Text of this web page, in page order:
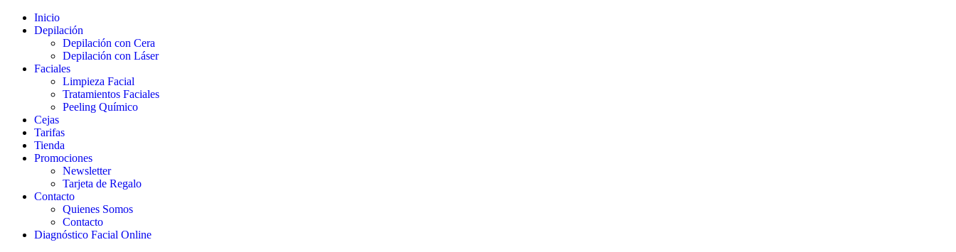
Inicio
Depilación
Depilación con Cera
Depilación con Láser
Faciales
Limpieza Facial
Tratamientos Faciales
Peeling Químico
Cejas
Tarifas
Tienda
Promociones
Newsletter
Tarjeta de Regalo
Contacto
Quienes Somos
Contacto
Diagnóstico Facial Online